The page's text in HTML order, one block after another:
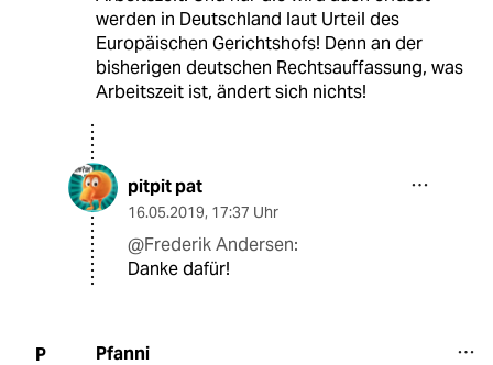
werden in Deutschland laut Urteil des
Europäischen Gerichtshofs! Denn an der
bisherigen deutschen Rechtsauffassung, was
Arbeitszeit ist, ändert sich nichts!
pitpit pat
16.05.2019, 17:37 Uhr
@Frederik Andersen:
Danke dafür!
P Pfanni